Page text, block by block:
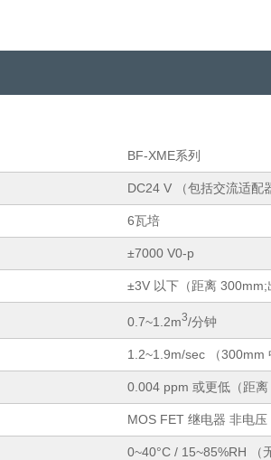
BF-XME系列
DC24 V （包括交流适配
6瓦培
±7000 V0-p
±3V 以下（距离 300mm;
0.7~1.2m3/分钟
1.2~1.9m/sec （300mm
0.004 ppm 或更低（距
MOS FET 继电器 非电压
0~40°C / 15~85%RH （